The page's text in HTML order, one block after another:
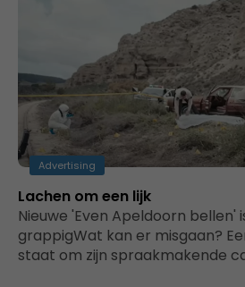
Advertising
Lachen om een lijk
Nieuwe 'Even Apeldoorn bellen'
grappigWat kan er misgaan?
staat om zijn spraakmakende